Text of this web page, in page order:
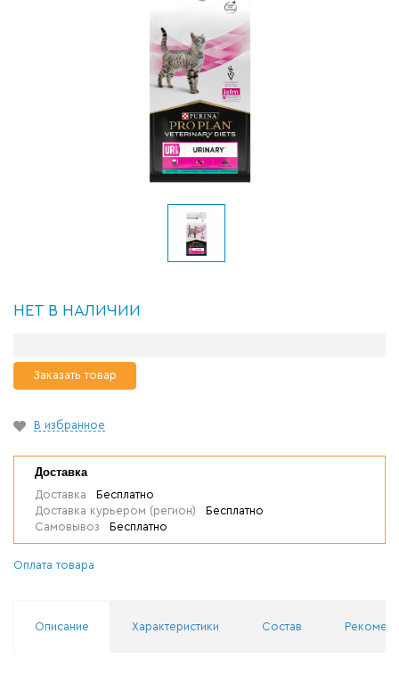
НЕТ В НАЛИЧИИ
Заказать товар
В избранное
Доставка
Доставка
Бесплатно
Доставка курьером (регион)
Бесплатно
Самовывоз
Бесплатно
Оплата товара
Описание Характеристики Состав